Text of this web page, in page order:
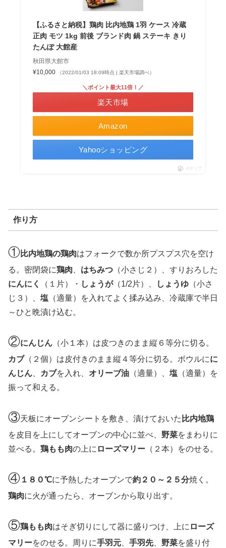
【ふるさと納税】鶏肉 比内地鶏 1羽 ケース 冷蔵
正肉 モツ 1kg 前後 ブランド肉 鍋 ステーキ きり
たんぽ 大館産
秋田県大館市
¥10,000
（2022/01/03 18:09時点 | 楽天市場調べ）
Amazon
＼ポイント最大11倍！／
楽天市場
Yahooショッピング
ポチップ
作り方
①比内地鶏の鶏肉はフォークで数か所プスプス穴を空け
る。密閉袋に鶏肉 はちみつ （小さじ２）、すりおろした
にんにく
（１片）・ しょうが（1/2片）、 しょうゆ （小さ
じ３）、 塩 （適量）を入れてよく揉み込み、冷蔵庫で半日
～ひと晩漬け込む。
②にんじん （小１本）は皮つきのまま縦６等分に切る。
カブ（２個）は皮付きのまま縦４等分に切る。ボウルにに
んじん
カブを入れ、 オリーブ油 （適量）、 塩 （適量）を
振って和える。
③天板にオーブンシートを敷き、漬けておいた 比内地鶏
を皮目を上にしてオーブンの中心に並べ、 野菜をまわりに
並べる。 鶏もも肉の上に ローズマリー （２本）をのせる。
④ １８０℃に予熱したオーブンで約２０～２５分焼く。
鶏肉に火が通ったら、オーブンから取り出す。
⑤鶏もも肉はそぎ切りにして器に盛りつけ、上に ローズ
マリーをのせる。周りに手羽元 手羽先、 野菜を盛り付